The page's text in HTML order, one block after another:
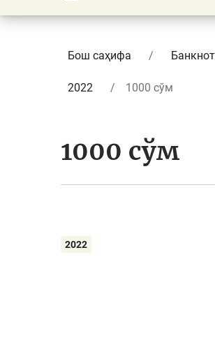
Бош саҳифа
2022 1000 сўм
1000 сўм
2022